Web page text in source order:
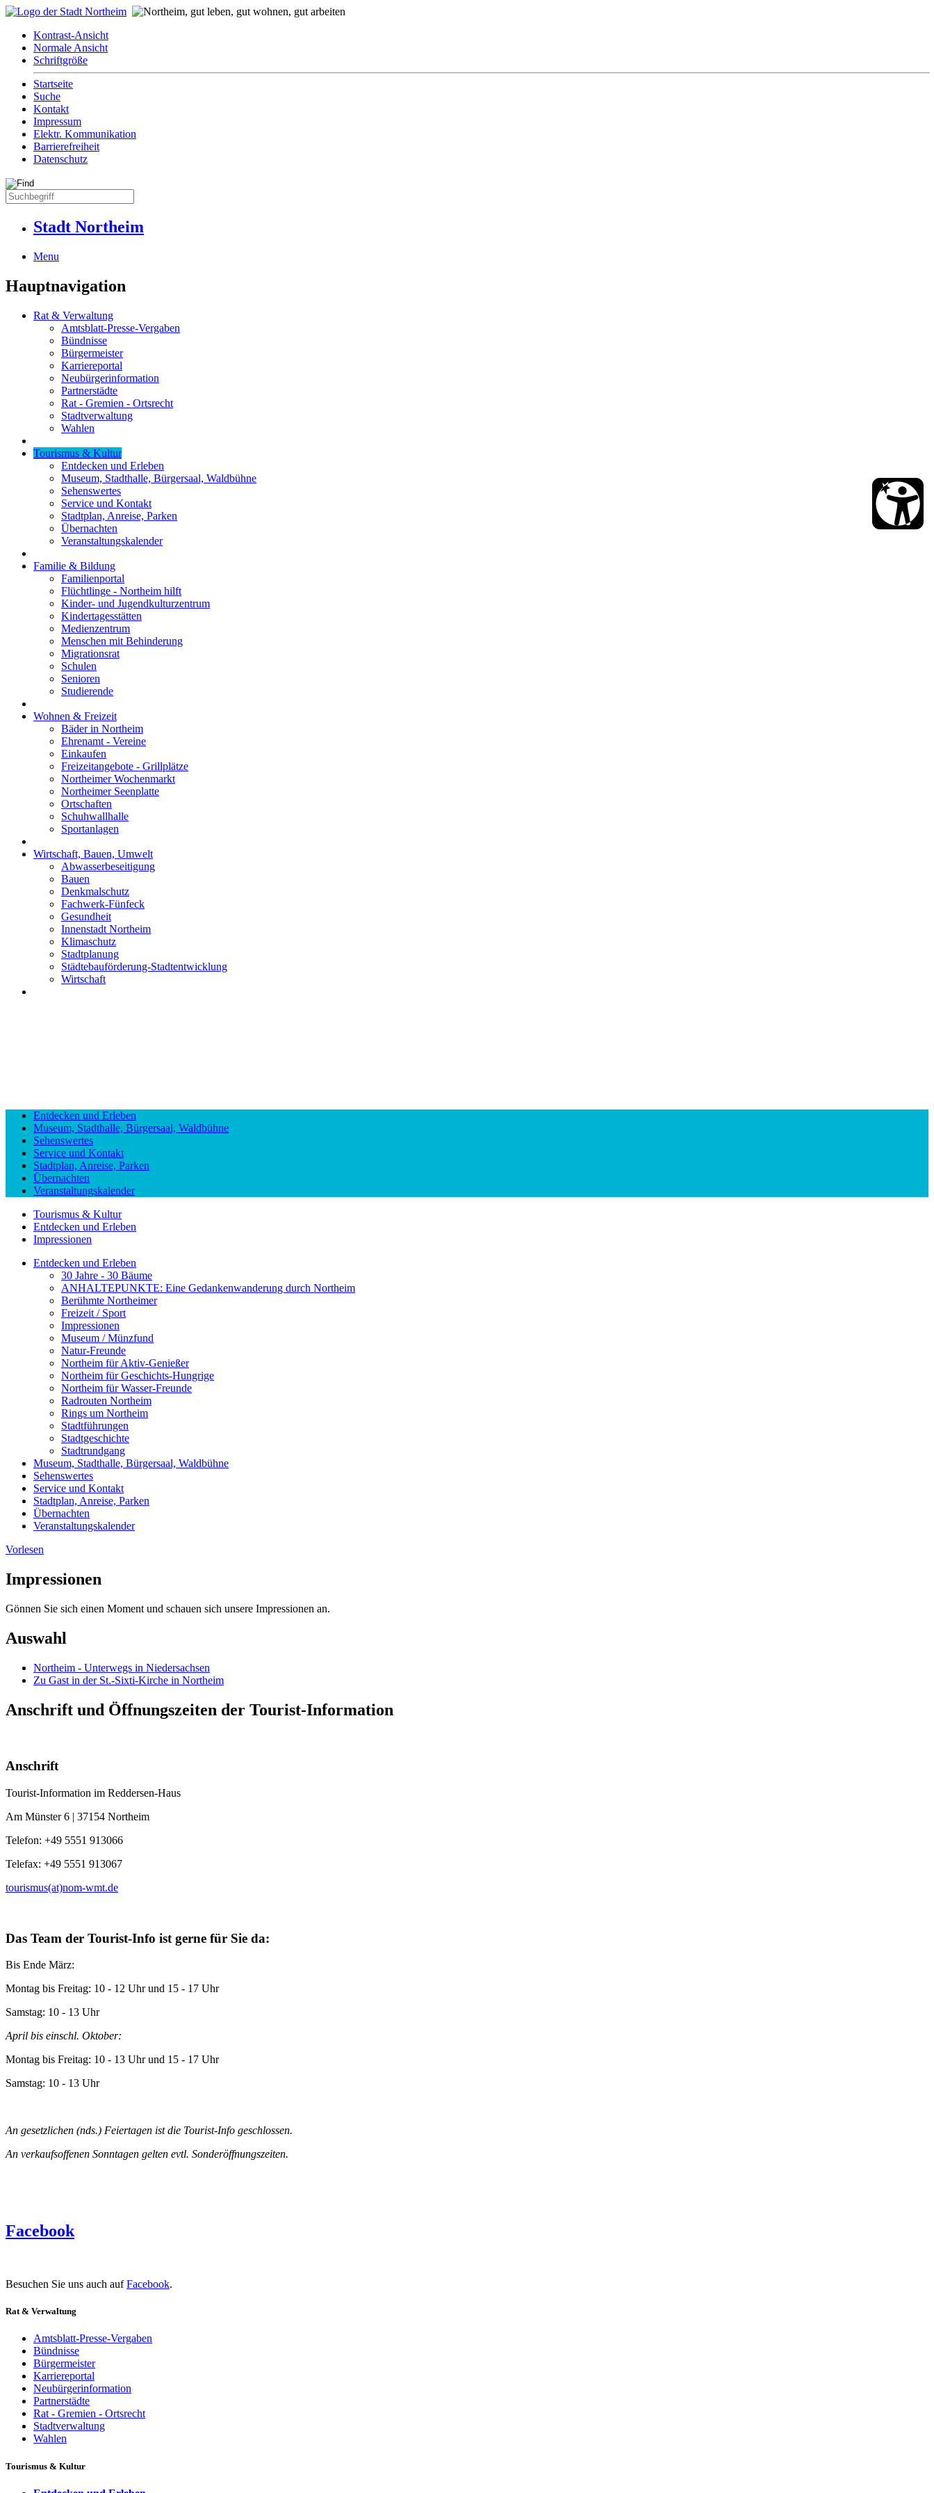
Kontrast-Ansicht
Normale Ansicht
Schriftgröße
Startseite
Suche
Kontakt
Impressum
Elektr. Kommunikation
Barrierefreiheit
Datenschutz
Stadt Northeim
Menu
Hauptnavigation
Rat & Verwaltung
Amtsblatt-Presse-Vergaben
Bündnisse
Bürgermeister
Karriereportal
Neubürgerinformation
Partnerstädte
Rat - Gremien - Ortsrecht
Stadtverwaltung
Wahlen
Tourismus & Kultur
Entdecken und Erleben
Museum, Stadthalle, Bürgersaal, Waldbühne
Sehenswertes
Service und Kontakt
Stadtplan, Anreise, Parken
Übernachten
Veranstaltungskalender
Familie & Bildung
Familienportal
Flüchtlinge - Northeim hilft
Kinder- und Jugendkulturzentrum
Kindertagesstätten
Medienzentrum
Menschen mit Behinderung
Migrationsrat
Schulen
Senioren
Studierende
Wohnen & Freizeit
Bäder in Northeim
Ehrenamt - Vereine
Einkaufen
Freizeitangebote - Grillplätze
Northeimer Wochenmarkt
Northeimer Seenplatte
Ortschaften
Schuhwallhalle
Sportanlagen
Wirtschaft, Bauen, Umwelt
Abwasserbeseitigung
Bauen
Denkmalschutz
Fachwerk-Fünfeck
Gesundheit
Innenstadt Northeim
Klimaschutz
Stadtplanung
Städtebauförderung-Stadtentwicklung
Wirtschaft
Entdecken und Erleben
Museum, Stadthalle, Bürgersaal, Waldbühne
Sehenswertes
Service und Kontakt
Stadtplan, Anreise, Parken
Übernachten
Veranstaltungskalender
Tourismus & Kultur
Entdecken und Erleben
Impressionen
Entdecken und Erleben
30 Jahre - 30 Bäume
ANHALTEPUNKTE: Eine Gedankenwanderung durch Northeim
Berühmte Northeimer
Freizeit / Sport
Impressionen
Museum / Münzfund
Natur-Freunde
Northeim für Aktiv-Genießer
Northeim für Geschichts-Hungrige
Northeim für Wasser-Freunde
Radrouten Northeim
Rings um Northeim
Stadtführungen
Stadtgeschichte
Stadtrundgang
Museum, Stadthalle, Bürgersaal, Waldbühne
Sehenswertes
Service und Kontakt
Stadtplan, Anreise, Parken
Übernachten
Veranstaltungskalender
Vorlesen
Impressionen
Gönnen Sie sich einen Moment und schauen sich unsere Impressionen an.
Auswahl
Northeim - Unterwegs in Niedersachsen
Zu Gast in der St.-Sixti-Kirche in Northeim
Anschrift und Öffnungszeiten der Tourist-Information
Anschrift
Tourist-Information im Reddersen-Haus
Am Münster 6 | 37154 Northeim
Telefon: +49 5551 913066
Telefax: +49 5551 913067
tourismus(at)nom-wmt.de
Das Team der Tourist-Info ist gerne für Sie da:
Bis Ende März:
Montag bis Freitag: 10 - 12 Uhr und 15 - 17 Uhr
Samstag: 10 - 13 Uhr
April bis einschl. Oktober:
Montag bis Freitag: 10 - 13 Uhr und 15 - 17 Uhr
Samstag: 10 - 13 Uhr
An gesetzlichen (nds.) Feiertagen ist die Tourist-Info geschlossen.
An verkaufsoffenen Sonntagen gelten evtl. Sonderöffnungszeiten.
Facebook
Besuchen Sie uns auch aufFacebook.
Rat & Verwaltung
Amtsblatt-Presse-Vergaben
Bündnisse
Bürgermeister
Karriereportal
Neubürgerinformation
Partnerstädte
Rat - Gremien - Ortsrecht
Stadtverwaltung
Wahlen
Tourismus & Kultur